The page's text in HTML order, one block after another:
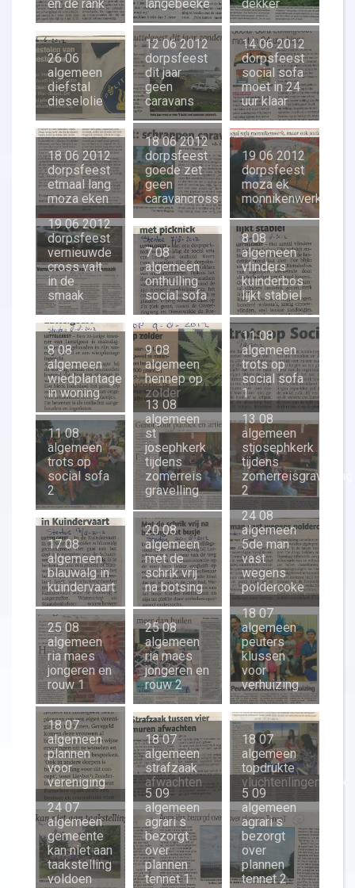
en de rank langebeeke dekker
26 06
algemeen
diefstal
dieselolie
12 06 2012
dorpsfeest
dit jaar
geen
caravans
14 06 2012
dorpsfeest
social sofa
moet in 24
uur klaar
18 06 2012
dorpsfeest
etmaal lang
moza eken
18 06 2012
dorpsfeest
goede zet
geen
caravancross
19 06 2012
dorpsfeest
moza ek
monnikenwerk
19 06 2012
dorpsfeest
vernieuwde
cross valt
in de
smaak
7 08
algemeen
onthulling
social sofa
8 08
algemeen
vlinders
kuinderbos
lijkt stabiel
8 08
algemeen
wiedplantage
in woning
9 08
algemeen
hennep op
zolder
11 08
algemeen
trots op
social sofa
1
11 08
algemeen
trots op
social sofa
2
13 08
algemeen
st
josephkerk
tijdens
zomerreis
gravelling
13 08
algemeen
stjosephkerk
tijdens
zomerreisgravelling
2
17 08
algemeen
blauwalg in
kuindervaart
20 08
algemeen
met de
schrik vrij
na botsing
24 08
algemeen
5de man
vast
wegens
poldercoke
25 08
algemeen
ria maes
jongeren en
rouw 1
25 08
algemeen
ria maes
jongeren en
rouw 2
18 07
algemeen
peuters
klussen
voor
verhuizing
18 07
algemeen
plannen
voor
vereniging
18 07
algemeen
strafzaak
afwachten
18 07
algemeen
topdrukte
vluchtenlingenwerk
24 07
algemeen
gemeente
kan niet aan
taakstelling
voldoen
5 09
algemeen
agrari s
bezorgt
over
plannen
tennet 1
5 09
algemeen
agrari s
bezorgt
over
plannen
tennet 2